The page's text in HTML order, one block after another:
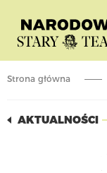
Strona główna
AKTUALNOŚCI